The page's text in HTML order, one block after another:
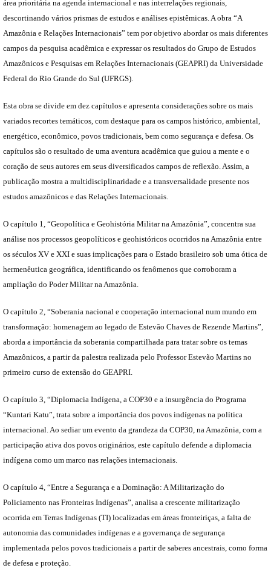
área prioritária na agenda internacional e nas interrelações regionais,
descortinando vários prismas de estudos e análises epistêmicas. A obra “A
Amazônia e Relações Internacionais” tem por objetivo abordar os mais diferentes
campos da pesquisa acadêmica e expressar os resultados do Grupo de Estudos
Amazônicos e Pesquisas em Relações Internacionais (GEAPRI) da Universidade
Federal do Rio Grande do Sul (UFRGS).
Esta obra se divide em dez capítulos e apresenta considerações sobre os mais
variados recortes temáticos, com destaque para os campos histórico, ambiental,
energético, econômico, povos tradicionais, bem como segurança e defesa. Os
capítulos são o resultado de uma aventura acadêmica que guiou a mente e o
coração de seus autores em seus diversificados campos de reflexão. Assim, a
publicação mostra a multidisciplinaridade e a transversalidade presente nos
estudos amazônicos e das Relações Internacionais.
O capítulo 1, “Geopolítica e Geohistória Militar na Amazônia”, concentra sua
análise nos processos geopolíticos e geohistóricos ocorridos na Amazônia entre
os séculos XV e XXI e suas implicações para o Estado brasileiro sob uma ótica de
hermenêutica geográfica, identificando os fenômenos que corroboram a
ampliação do Poder Militar na Amazônia.
O capítulo 2, “Soberania nacional e cooperação internacional num mundo em
transformação: homenagem ao legado de Estevão Chaves de Rezende Martins”,
aborda a importância da soberania compartilhada para tratar sobre os temas
Amazônicos, a partir da palestra realizada pelo Professor Estevão Martins no
primeiro curso de extensão do GEAPRI.
O capítulo 3, “Diplomacia Indígena, a COP30 e a insurgência do Programa
“Kuntari Katu”, trata sobre a importância dos povos indígenas na política
internacional. Ao sediar um evento da grandeza da COP30, na Amazônia, com a
participação ativa dos povos originários, este capítulo defende a diplomacia
indígena como um marco nas relações internacionais.
O capítulo 4, “Entre a Segurança e a Dominação: A Militarização do
Policiamento nas Fronteiras Indígenas”, analisa a crescente militarização
ocorrida em Terras Indígenas (TI) localizadas em áreas fronteiriças, a falta de
autonomia das comunidades indígenas e a governança de segurança
implementada pelos povos tradicionais a partir de saberes ancestrais, como forma
de defesa e proteção.